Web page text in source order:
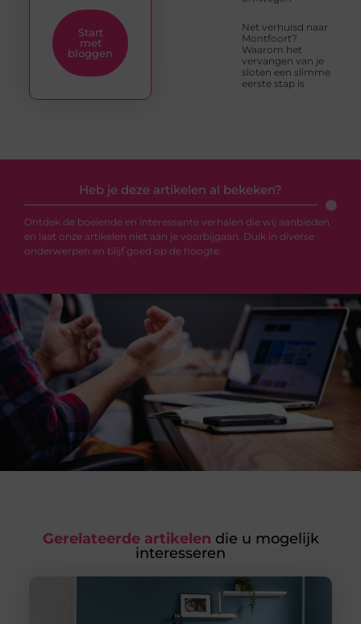
Net verhuisd naar
Montfoort?
Waarom het
vervangen van je
sloten een slimme
eerste stap is
Start
met
bloggen
Heb je deze artikelen al bekeken?
Ontdek de boeiende en interessante verhalen die wij aanbieden
en laat onze artikelen niet aan je voorbijgaan. Duik in diverse
onderwerpen en blijf goed op de hoogte.
Gerelateerde artikelen die u mogelijk
interesseren